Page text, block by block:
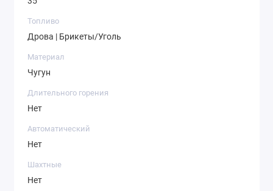
Топливо
Дрова | Брикеты/Уголь
Материал
Чугун
Длительного горения
Нет
Автоматический
Нет
Шахтные
Нет